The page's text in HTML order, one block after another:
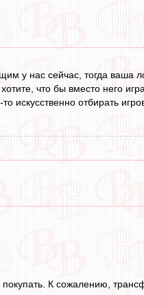
у нас сейчас, тогда ваша
что бы вместо него
искусственно отбирать
К сожалению,